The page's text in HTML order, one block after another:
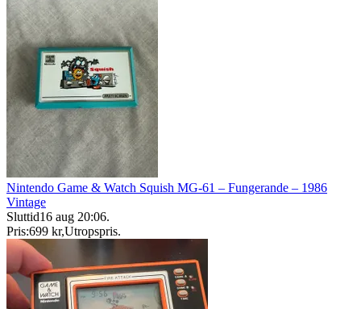
Nintendo Game & Watch Squish MG-61 – Fungerande – 1986
Vintage
Sluttid16 aug 20:06.
Pris:699 kr,Utropspris.